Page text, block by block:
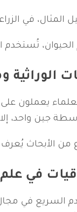
المثال، في
الحيوان،
الوراثية
يعملون
جين واحد،
من الأبحاث يُعرف
في علم
السريع في مجال